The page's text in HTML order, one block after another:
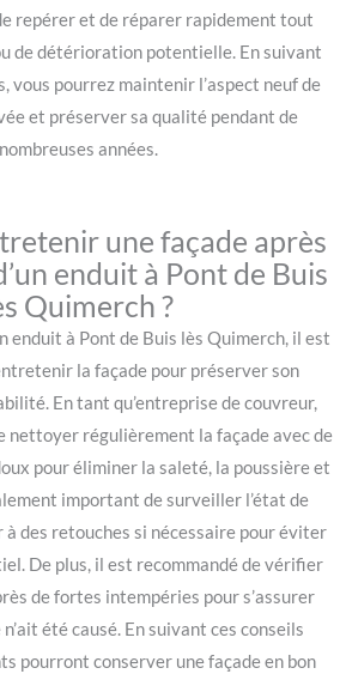
repérer et de réparer rapidement tout
de détérioration potentielle. En suivant
vous pourrez maintenir l’aspect neuf de
et préserver sa qualité pendant de
nombreuses années.
une façade après
enduit à Pont de Buis
Quimerch ?
enduit à Pont de Buis lès Quimerch, il est
la façade pour préserver son
En tant qu’entreprise de couvreur,
nettoyer régulièrement la façade avec de
pour éliminer la saleté, la poussière et
important de surveiller l’état de
à des retouches si nécessaire pour éviter
De plus, il est recommandé de vérifier
de fortes intempéries pour s’assurer
n’ait été causé. En suivant ces conseils
pourront conserver une façade en bon